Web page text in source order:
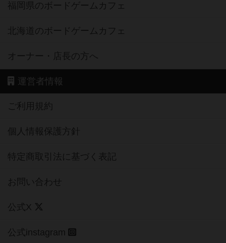
福岡県のボードゲームカフェ
北海道のボードゲームカフェ
オーナー・店長の方へ
運営者情報
ご利用規約
個人情報保護方針
特定商取引法に基づく表記
お問い合わせ
公式X
公式instagram